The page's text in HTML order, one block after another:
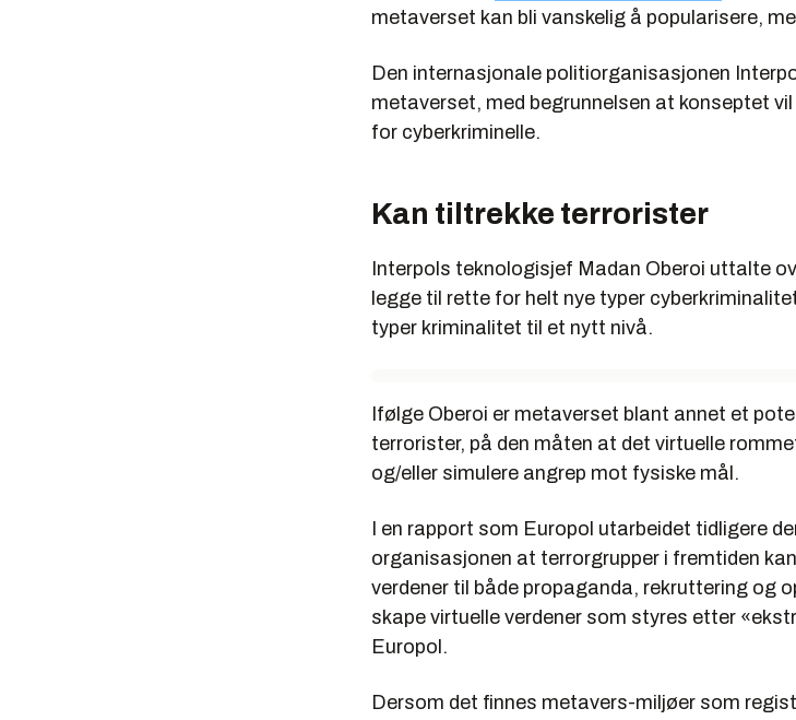
metaverset kan bli vanskelig å popularisere,
Den internasjonale politiorganisasjonen
metaverset, med begrunnelsen at konseptet
for cyberkriminelle.
Kan tiltrekke terrorister
Interpols teknologisjef Madan Oberoi uttalte
legge til rette for helt nye typer
typer kriminalitet til et nytt nivå.
Ifølge Oberoi er metaverset blant annet et
terrorister, på den måten at det virtuelle
og/eller simulere angrep mot fysiske mål.
I en rapport som Europol utarbeidet tidligere
organisasjonen at terrorgrupper i fremtiden
verdener til både propaganda, rekruttering og
skape virtuelle verdener som styres etter
Europol.
Dersom det finnes metavers-miljøer som